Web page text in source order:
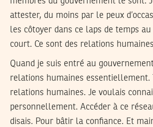
attester, du moins par le peux
les côtoyer dans ce laps de temps
court. Ce sont des relations
Quand je suis entré au
relations humaines essentiellement.
relations humaines. Je voulais
personnellement. Accéder à ce
disais. Pour bâtir la confiance. Et